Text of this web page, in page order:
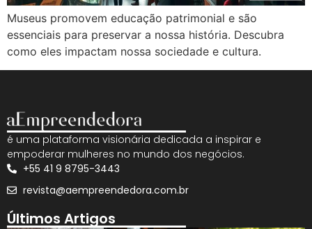
Museus promovem educação patrimonial e são
essenciais para preservar a nossa história. Descubra
como eles impactam nossa sociedade e cultura.
é uma plataforma visionária dedicada a inspirar e
empoderar mulheres no mundo dos negócios.
+55 41 9 8795-3443
revista@aempreendedora.com.br
Últimos Artigos